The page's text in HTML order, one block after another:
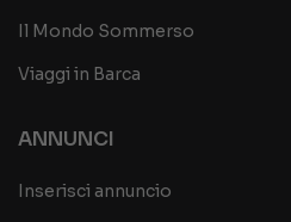
Il Mondo Sommerso
Viaggi in Barca
ANNUNCI
Inserisci annuncio